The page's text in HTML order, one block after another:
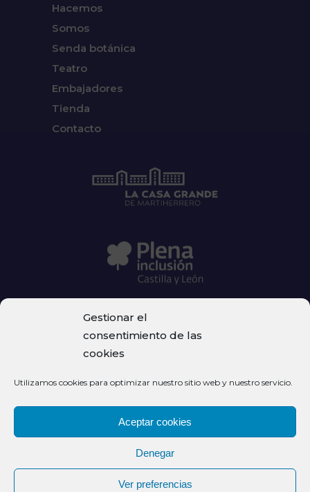
Gestionar el
consentimiento de las
cookies
Utilizamos cookies para optimizar nuestro sitio web y nuestro servicio.
Aceptar cookies
Denegar
Ver preferencias
Hacemos
Somos
Senda botánica
Teatro
Embajadores
Tienda
Contacto
© Fundación La Casa Grande de Martiherrero – Centro
Santa Teresa
Privacidad
Aviso legal